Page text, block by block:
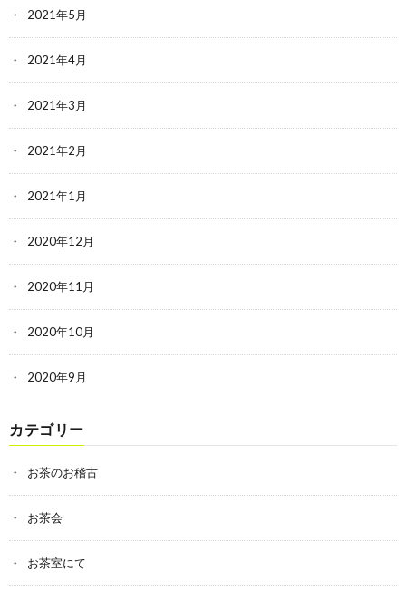
2021年5月
2021年4月
2021年3月
2021年2月
2021年1月
2020年12月
2020年11月
2020年10月
2020年9月
カテゴリー
お茶のお稽古
お茶会
お茶室にて